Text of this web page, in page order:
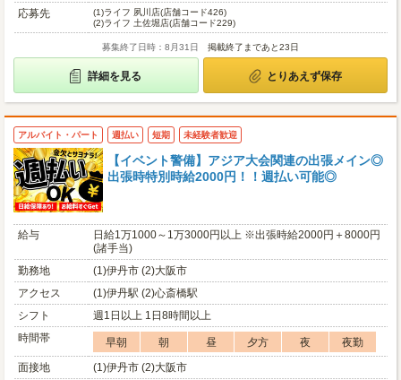
応募先
(1)ライフ 夙川店(店舗コード426)
(2)ライフ 土佐堀店(店舗コード229)
募集終了日時：8月31日 掲載終了まであと23日
詳細を見る とりあえず保存
アルバイト・パート 週払い 短期 未経験者歓迎
【イベント警備】アジア大会関連の出張メイン◎
出張時特別時給2000円！！週払い可能◎
給与
日給1万1000～1万3000円以上 ※出張時給2000円＋8000円
(諸手当)
勤務地
(1)伊丹市 (2)大阪市
アクセス
(1)伊丹駅 (2)心斎橋駅
シフト
週1日以上 1日8時間以上
時間帯
早朝 朝 昼 夕方 夜
夜勤
面接地
(1)伊丹市 (2)大阪市